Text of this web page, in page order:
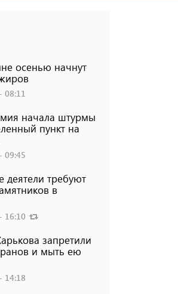
осенью начнут
08:11
начала штурмы
пункт на
09:45
требуют
в
16:10
запретили
и мыть ею
14:18